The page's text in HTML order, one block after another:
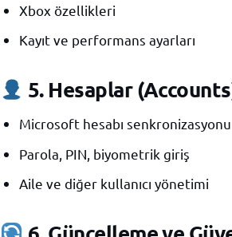
Xbox özellikleri
Kayıt ve performans ayarları
5. Hesaplar
Microsoft hesabı senkronizasyonu
Parola, PIN, biyometrik giriş
Aile ve diğer kullanıcı yönetimi